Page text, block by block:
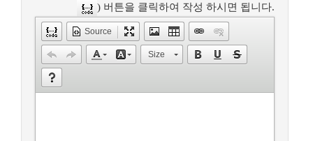
) 버튼을 클릭하여 작성 하시면 됩니다.
Source
Size